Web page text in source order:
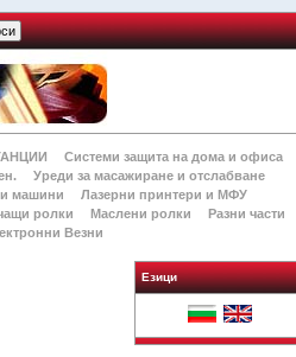
Системи защита на дома и офиса
Уреди за масажиране и отслабване
машини
Лазерни принтери и МФУ
ролки Маслени ролки
Разни части
Везни
Езици